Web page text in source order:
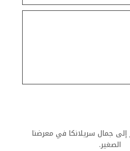
إلى جمال سريلانكا في معرضنا
الصغير.